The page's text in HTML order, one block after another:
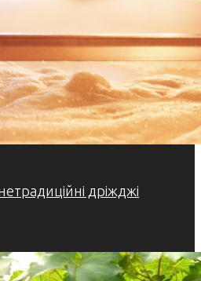
дріжджі